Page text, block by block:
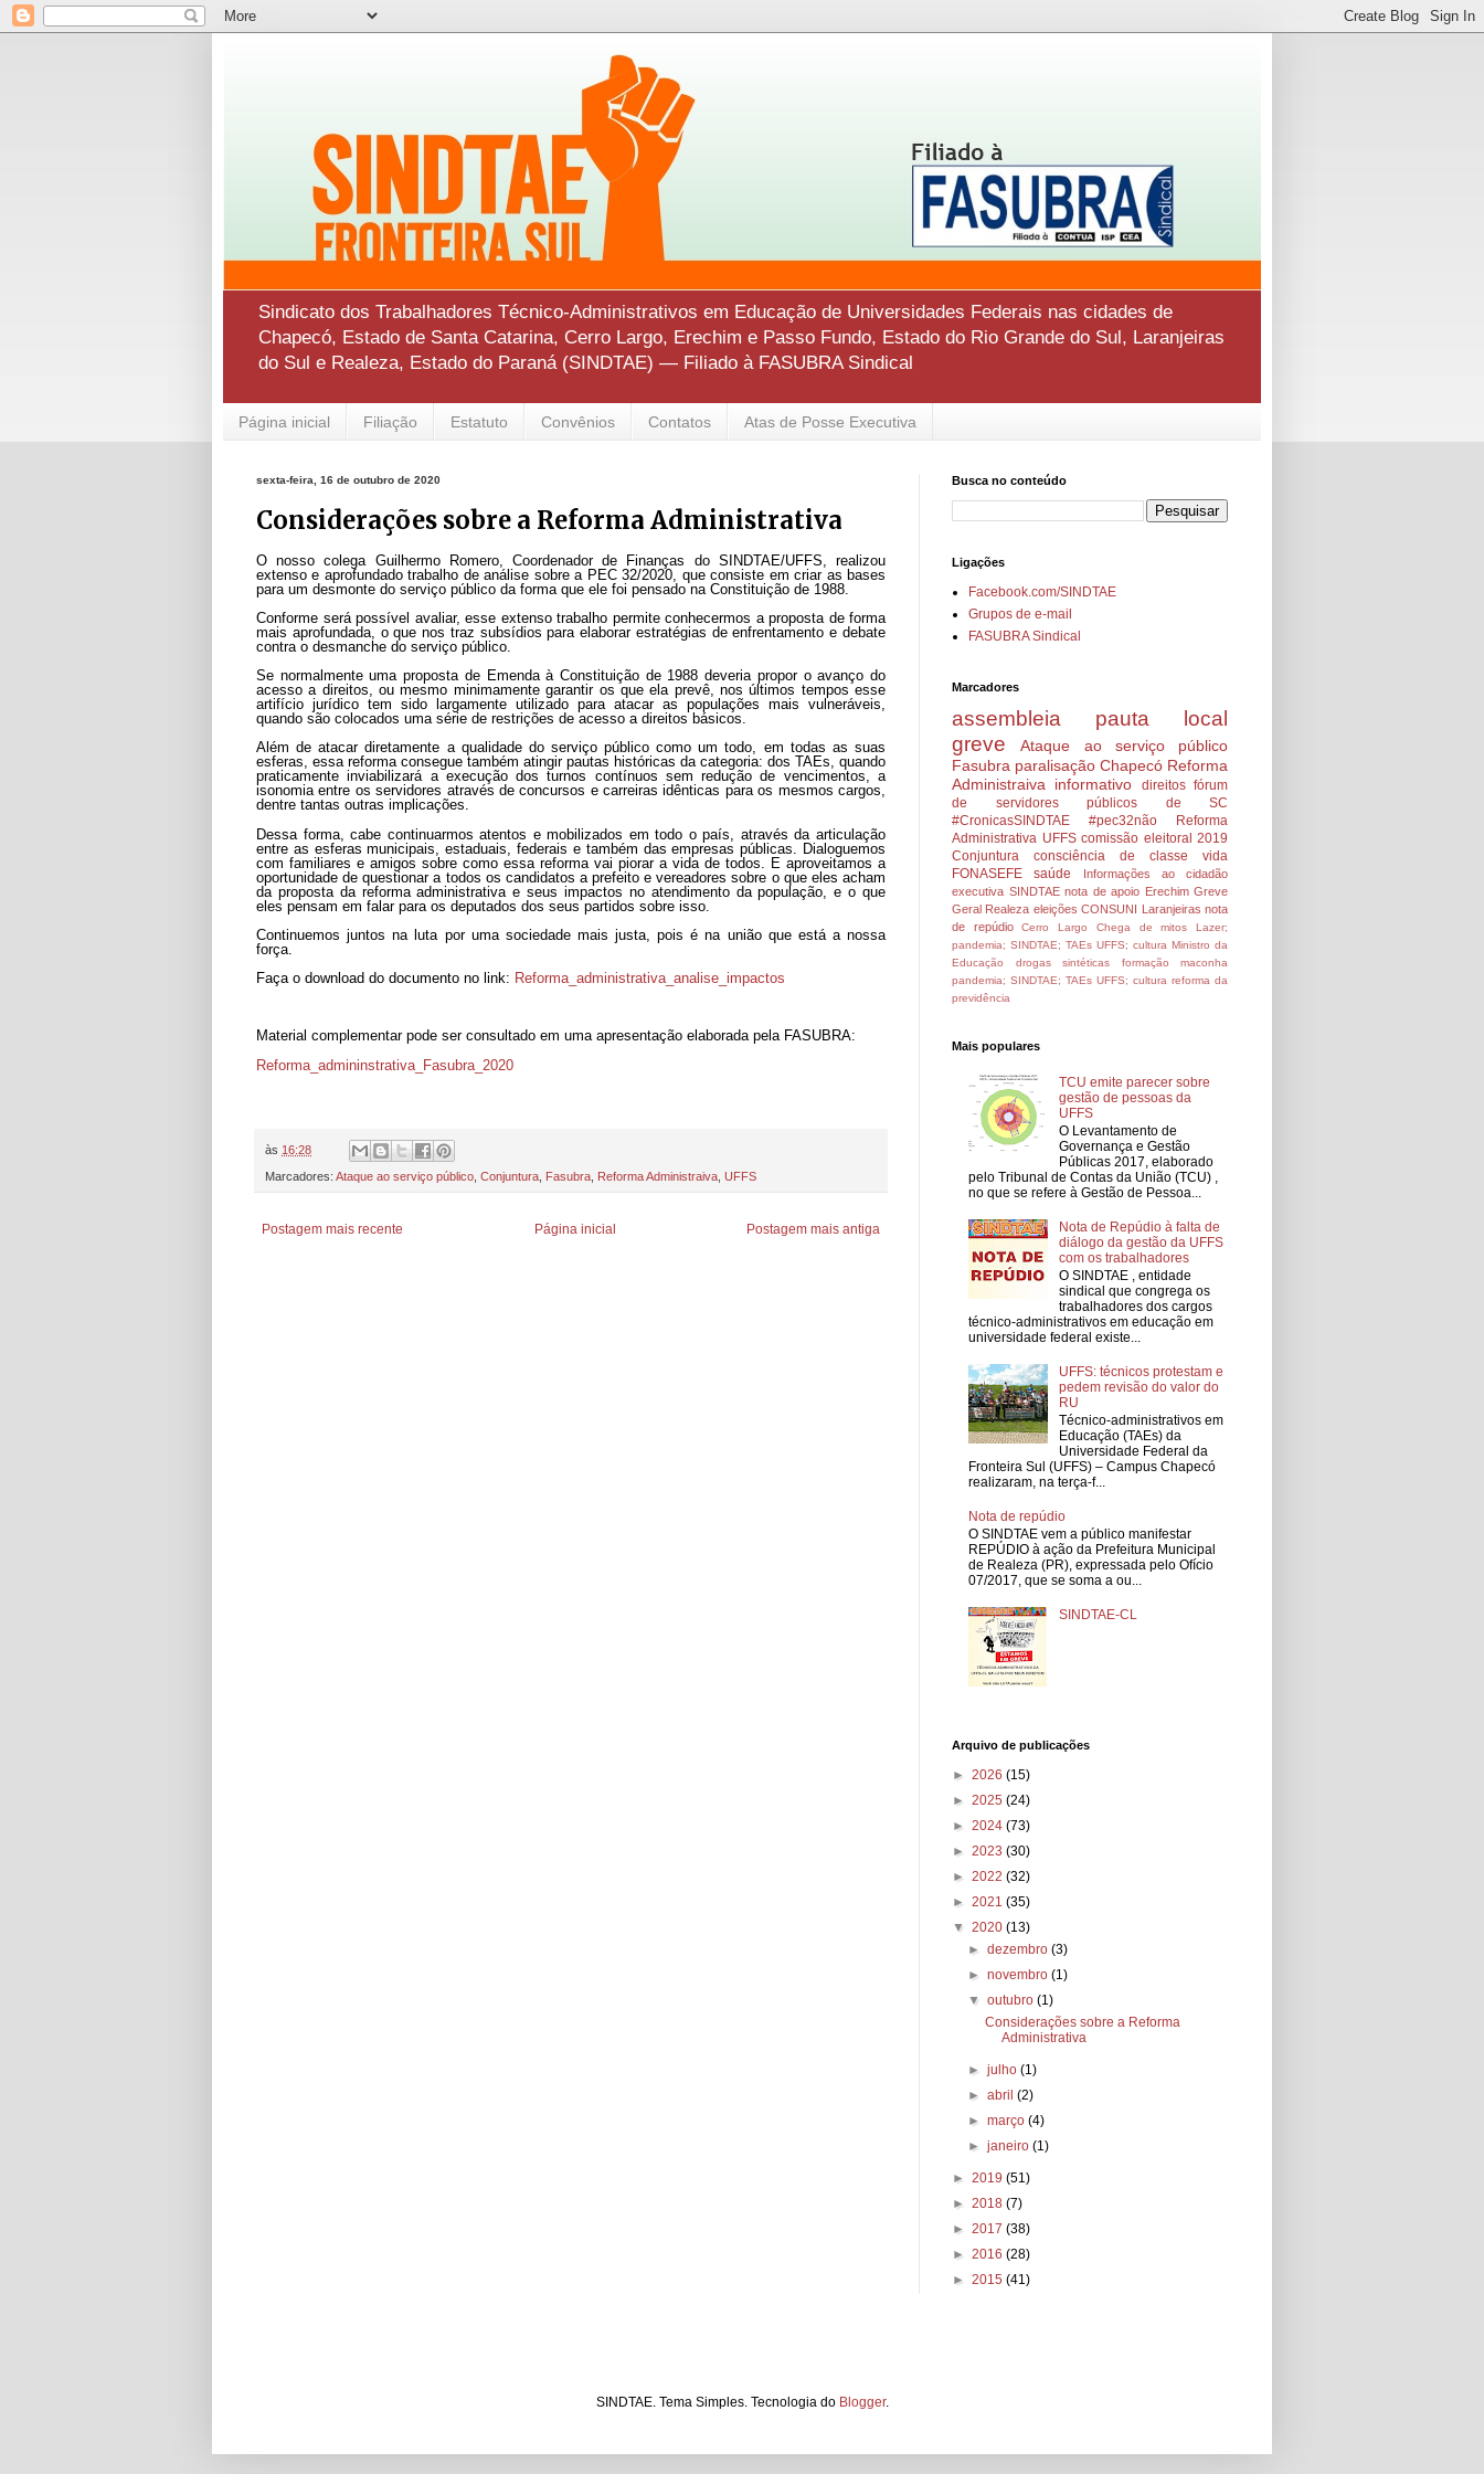
Sindicato dos Trabalhadores Técnico-Administrativos em Educação de Universidades Federais nas cidades de
Chapecó, Estado de Santa Catarina, Cerro Largo, Erechim e Passo Fundo, Estado do Rio Grande do Sul, Laranjeiras
do Sul e Realeza, Estado do Paraná (SINDTAE) — Filiado à FASUBRA Sindical
Página inicial Filiação Estatuto Convênios Contatos Atas de Posse Executiva
sexta-feira, 16 de outubro de 2020
Considerações sobre a Reforma Administrativa
O nosso colega Guilhermo Romero, Coordenador de Finanças do SINDTAE/UFFS, realizou
extenso e aprofundado trabalho de análise sobre a PEC 32/2020, que consiste em criar as bases
para um desmonte do serviço público da forma que ele foi pensado na Constituição de 1988.
Conforme será possível avaliar, esse extenso trabalho permite conhecermos a proposta de forma
mais aprofundada, o que nos traz subsídios para elaborar estratégias de enfrentamento e debate
contra o desmanche do serviço público.
Se normalmente uma proposta de Emenda à Constituição de 1988 deveria propor o avanço do
acesso a direitos, ou mesmo minimamente garantir os que ela prevê, nos últimos tempos esse
artifício jurídico tem sido largamente utilizado para atacar as populações mais vulneráveis,
quando são colocados uma série de restrições de acesso a direitos básicos.
Além de atacar diretamente a qualidade do serviço público como um todo, em todas as suas
esferas, essa reforma consegue também atingir pautas históricas da categoria: dos TAEs, quando
praticamente inviabilizará a execução dos turnos contínuos sem redução de vencimentos, a
isonomia entre os servidores através de concursos e carreiras idênticas para os mesmos cargos,
dentre tantas outras implicações.
Dessa forma, cabe continuarmos atentos e mobilizados em todo o país, através da articulação
entre as esferas municipais, estaduais, federais e também das empresas públicas. Dialoguemos
com familiares e amigos sobre como essa reforma vai piorar a vida de todos. E aproveitamos a
oportunidade de questionar a todos os candidatos a prefeito e vereadores sobre o que eles acham
da proposta da reforma administrativa e seus impactos no atendimento da população, e o que
eles pensam em falar para os deputados dos seus partidos sobre isso.
Continuemos juntos na luta por uma sociedade mais justa, pois é na união que está a nossa
força.
Faça o download do documento no link: Reforma_administrativa_analise_impactos
Material complementar pode ser consultado em uma apresentação elaborada pela FASUBRA:
Reforma_admininstrativa_Fasubra_2020
às 16:28
Marcadores: Ataque ao serviço público Conjuntura Fasubra Reforma Administraiva UFFS
Postagem mais recente Postagem mais antiga
Página inicial
Busca no conteúdo
Ligações
Facebook.com/SINDTAE
Grupos de e-mail
FASUBRA Sindical
Marcadores
assembleia
pauta local
greve
Ataque ao serviço público
Fasubra paralisação Chapecó Reforma
Administraiva
informativo direitos fórum
de servidores públicos de SC
#CronicasSINDTAE
#pec32não
Reforma
Administrativa UFFS comissão eleitoral 2019
Conjuntura
consciência de classe
vida
FONASEFE
saúde
Informações ao cidadão
executiva SINDTAE nota de apoio Erechim Greve
Geral Realeza eleições CONSUNI Laranjeiras nota
de repúdio
Cerro Largo Chega de mitos
Lazer;
pandemia; SINDTAE; TAEs UFFS; cultura Ministro da
Educação
drogas sintéticas formação
maconha
pandemia; SINDTAE; TAEs UFFS; cultura reforma da
previdência
Mais populares
TCU emite parecer sobre
gestão de pessoas da
UFFS
O Levantamento de
Governança e Gestão
Públicas 2017, elaborado
pelo Tribunal de Contas da União (TCU) ,
no que se refere à Gestão de Pessoa...
Nota de Repúdio à falta de
diálogo da gestão da UFFS
com os trabalhadores
O SINDTAE , entidade
sindical que congrega os
trabalhadores dos cargos
técnico-administrativos em educação em
universidade federal existe...
UFFS: técnicos protestam e
pedem revisão do valor do
RU
Técnico-administrativos em
Educação (TAEs) da
Universidade Federal da
Fronteira Sul (UFFS) – Campus Chapecó
realizaram, na terça-f...
Nota de repúdio
O SINDTAE vem a público manifestar
REPÚDIO à ação da Prefeitura Municipal
de Realeza (PR), expressada pelo Ofício
07/2017, que se soma a ou...
SINDTAE-CL
Arquivo de publicações
► 2026 (15)
► 2025 (24)
► 2024 (73)
► 2023 (30)
► 2022 (32)
► 2021 (35)
▼ 2020 (13)
►dezembro(3)
►novembro(1)
▼outubro(1)
Considerações sobre a Reforma
Administrativa
►julho(1)
►abril(2)
►março(4)
►janeiro(1)
► 2019 (51)
► 2018 (7)
► 2017 (38)
► 2016 (28)
► 2015 (41)
SINDTAE. Tema Simples. Tecnologia do Blogger.